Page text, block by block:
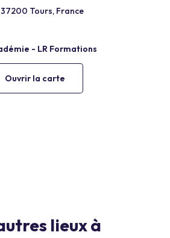
Tours, France
Ouvrir la carte
lieux à